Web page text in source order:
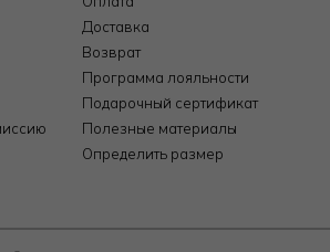
Доставка
Возврат
Программа лояльности
Подарочный сертификат
Полезные материалы
Определить размер